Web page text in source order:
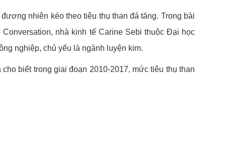
nhiên kéo theo tiêu thụ than đá tăng. Trong bài
nhà kinh tế Carine Sebi thuộc Đại học
nghiệp, chủ yếu là ngành luyện kim.
biết trong giai đoạn 2010-2017, mức tiêu thụ than